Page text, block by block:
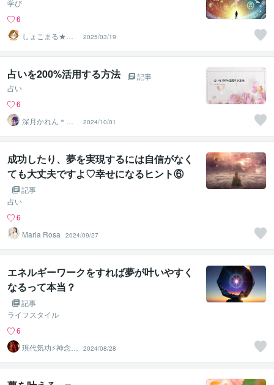
学び
6
しょこまる★夢
を叶える専門家
2025/03/19
占いを200%活用する方法
記事
占い
6
深月かれん＊タ
ロット占い
2024/10/01
成功したり、夢を実現するには自信がなく
ても大丈夫ですよ♡幸せになるヒント⑥
記事
占い
6
Maria Rosa
2024/09/27
エネルギーワークをすれば夢が叶いやすく
なるって本当？
記事
ライフスタイル
6
現代気功⚡神念伝
達師＠SHANTY
巫香
2024/08/28